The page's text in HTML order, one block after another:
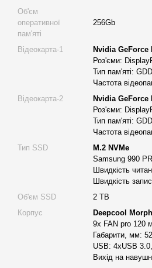
Процесор AMD Epyc 7713
операції без зупинок і
затримки при роботі з великими
Охолодження процесора — Active
основою та п’ятьма тепловими
навантаженням, що важливо для
Графічний потенціал: 2×
Пара сучасних GPU забезпечує
VRAM GDDR7 з частотою 28000
центрів обробки даних.
Виходи DisplayPort і HDMI
моніторингом візуалізації, якщо це
Дискова підсистема для
SSD NVMe 2TB Samsung 990
читання до 7450 МБ/с
Об'єм
оперативної
пам'яті
256Gb
Відеокарта-1
Nvidia GeForce
Роз'єми:
Тип пам'яті:
Частота
Відеокарта-2
Nvidia GeForce
Роз'єми:
Тип пам'яті:
Частота
Тип SSD
M.2 NVMe
Samsung 990
Швидкість
Швидкість
Об'єм SSD
2 TB
Корпус
Deepcool
9x FAN pro 120
Габарити, мм:
USB: 4xUSB
Вихід на